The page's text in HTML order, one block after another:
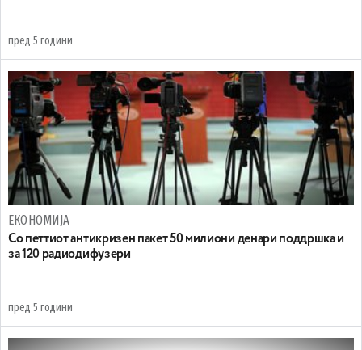
пред 5 години
ЕКОНОМИЈА
Со петтиот антикризен пакет 50 милиони денари поддршка и
за 120 радиодифузери
пред 5 години